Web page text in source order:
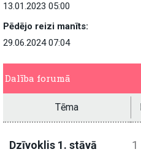
13.01.2023 05:00
Pēdējo reizi manīts:
29.06.2024 07:04
Dalība forumā
Tēma
Dzīvoklis 1. stāvā 1